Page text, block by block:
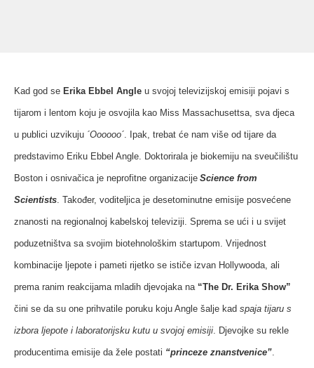
Kad god se Erika Ebbel Angle u svojoj televizijskoj emisiji pojavi s
tijarom i lentom koju je osvojila kao Miss Massachusettsa, sva djeca
u publici uzvikuju ´Oooooo´. Ipak, trebat će nam više od tijare da
predstavimo Eriku Ebbel Angle. Doktorirala je biokemiju na sveučilištu
Boston i osnivačica je neprofitne organizacije Science from
Scientists. Također, voditeljica je desetominutne emisije posvećene
znanosti na regionalnoj kabelskoj televiziji. Sprema se ući i u svijet
poduzetništva sa svojim biotehnološkim startupom. Vrijednost
kombinacije ljepote i pameti rijetko se ističe izvan Hollywooda, ali
prema ranim reakcijama mladih djevojaka na “The Dr. Erika Show”
čini se da su one prihvatile poruku koju Angle šalje kad spaja tijaru s
izbora ljepote i laboratorijsku kutu u svojoj emisiji. Djevojke su rekle
producentima emisije da žele postati “princeze znanstvenice”.